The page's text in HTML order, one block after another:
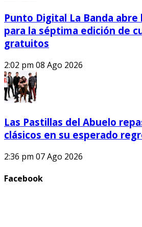
Punto Digital La Banda abre
para la séptima edición de
gratuitos
2:02 pm 08 Ago 2026
Las Pastillas del Abuelo
clásicos en su esperado
2:36 pm 07 Ago 2026
Facebook